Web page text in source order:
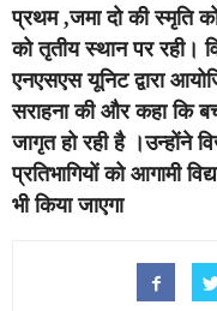
प्रथम ,जमा दो की स्मृति
को तृतीय स्थान पर रही।
एनएसएस यूनिट द्वारा
सराहना की और कहा कि
जागृत हो रही है ।उन्होंने
प्रतिभागियों को आगामी
भी किया जाएगा